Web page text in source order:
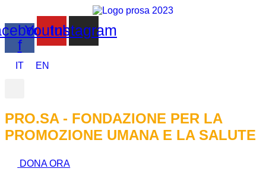
f
YoutubeInstagram
IT EN
PRO.SA - FONDAZIONE PER LA
PROMOZIONE UMANA E LA SALUTE
DONA ORA